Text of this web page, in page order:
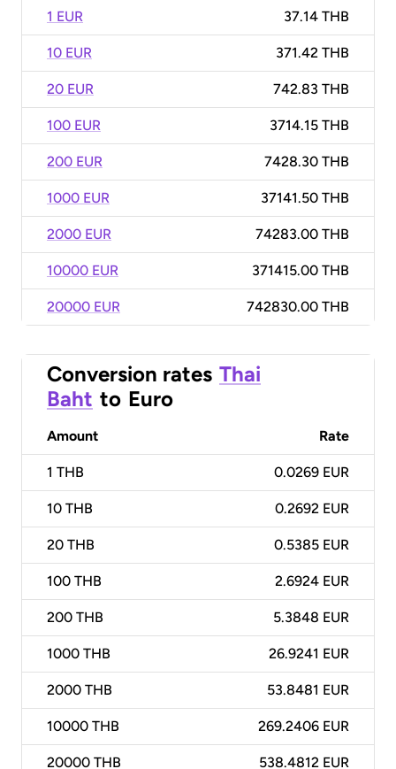
1 EUR 37.14 THB
10 EUR 371.42 THB
20 EUR 742.83 THB
100 EUR 3714.15 THB
200 EUR 7428.30 THB
1000 EUR 37141.50 THB
2000 EUR 74283.00 THB
10000 EUR 371415.00 THB
20000 EUR 742830.00 THB
Conversion rates Thai
Baht to Euro
Amount Rate
1 THB 0.0269 EUR
10 THB 0.2692 EUR
20 THB 0.5385 EUR
100 THB 2.6924 EUR
200 THB 5.3848 EUR
1000 THB 26.9241 EUR
2000 THB 53.8481 EUR
10000 THB 269.2406 EUR
20000 THB 538.4812 EUR